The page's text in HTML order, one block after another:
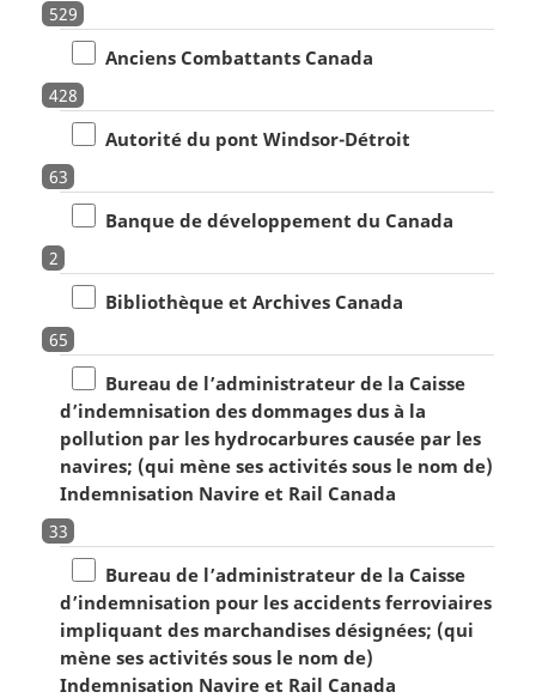
529
Anciens Combattants Canada
428
Autorité du pont Windsor-Détroit
63
Banque de développement du Canada
2
Bibliothèque et Archives Canada
65
Bureau de l’administrateur de la Caisse
d’indemnisation des dommages dus à la
pollution par les hydrocarbures causée par les
navires; (qui mène ses activités sous le nom de)
Indemnisation Navire et Rail Canada
33
Bureau de l’administrateur de la Caisse
d’indemnisation pour les accidents ferroviaires
impliquant des marchandises désignées; (qui
mène ses activités sous le nom de)
Indemnisation Navire et Rail Canada